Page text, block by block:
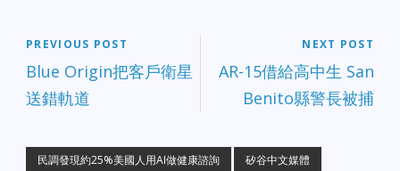
PREVIOUS POST
Blue Origin把客戶衛星
送錯軌道
NEXT POST
AR-15借給高中生 San
Benito縣警長被捕
民調發現約25%美國人用AI做健康諮詢
矽谷中文媒體